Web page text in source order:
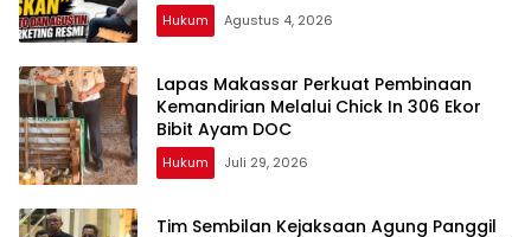
Hukum Agustus 4, 2026
Lapas Makassar Perkuat Pembinaan
Kemandirian Melalui Chick In 306 Ekor
Bibit Ayam DOC
Hukum Juli 29, 2026
Tim Sembilan Kejaksaan Agung Panggil